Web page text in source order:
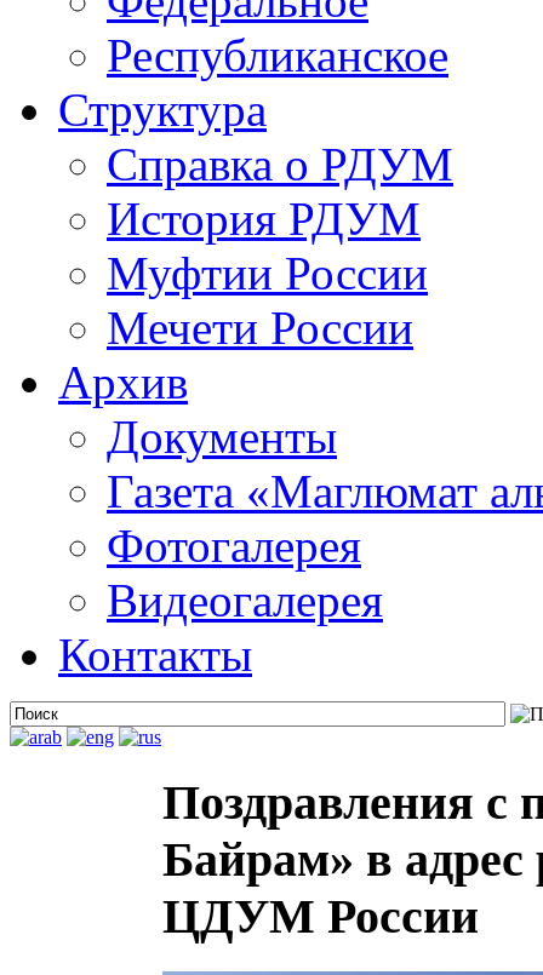
Республиканское
Структура
Справка о РДУМ
История РДУМ
Муфтии России
Мечети России
Архив
Документы
Газета «Маглюмат
Фотогалерея
Видеогалерея
Контакты
Поздравления с
Байрам» в адрес
ЦДУМ России